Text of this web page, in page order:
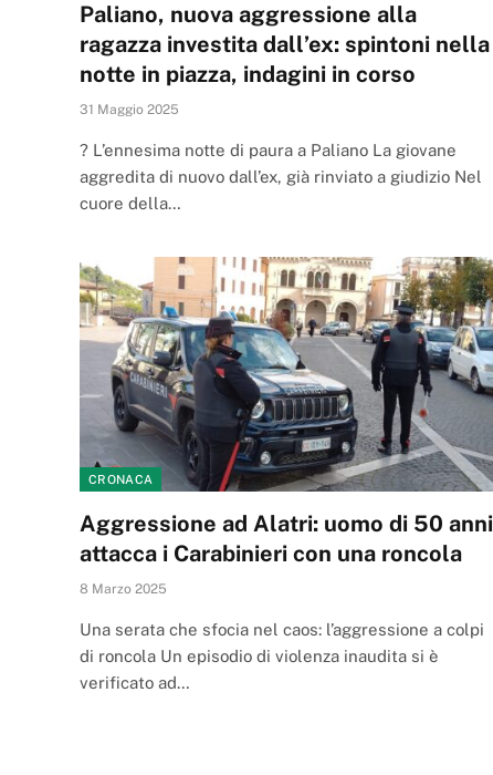
Paliano, nuova aggressione alla
ragazza investita dall’ex: spintoni nella
notte in piazza, indagini in corso
31 Maggio 2025
? L’ennesima notte di paura a Paliano La giovane
aggredita di nuovo dall’ex, già rinviato a giudizio Nel
cuore della…
CRONACA
Aggressione ad Alatri: uomo di 50 anni
attacca i Carabinieri con una roncola
8 Marzo 2025
Una serata che sfocia nel caos: l’aggressione a colpi
di roncola Un episodio di violenza inaudita si è
verificato ad…